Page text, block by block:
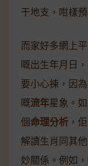
干地支，咁樣
而家好多網上
嘅出生年月日
要小心揀，因
嘅流年星象。
個命理分析 ，
解讀生肖同其
妙關係。例如